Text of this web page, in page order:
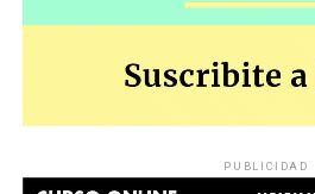
PUBLICIDAD